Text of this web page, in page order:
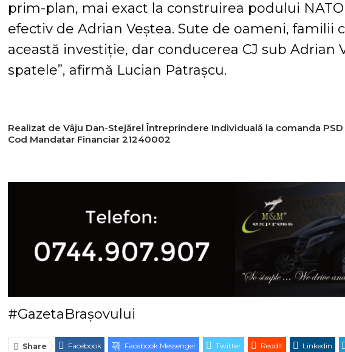
prim-plan, mai exact la construirea podului
efectiv de Adrian Veștea. Sute de oameni, familii
această investiție, dar conducerea CJ sub Adrian
spatele”, afirmă Lucian Patrașcu.
Realizat de Vâju Dan-Stejărel Întreprindere Individuală la comanda
Cod Mandatar Financiar 21240002
#GazetaBrașovului
Share Facebook Facebook Messenger Twitter ReddIt Linkedin